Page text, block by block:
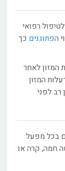
רפואי
הפתוגנים כך
המזון לאחר
המזון
רב לפני
בכל מפעל
חמה, קרה או